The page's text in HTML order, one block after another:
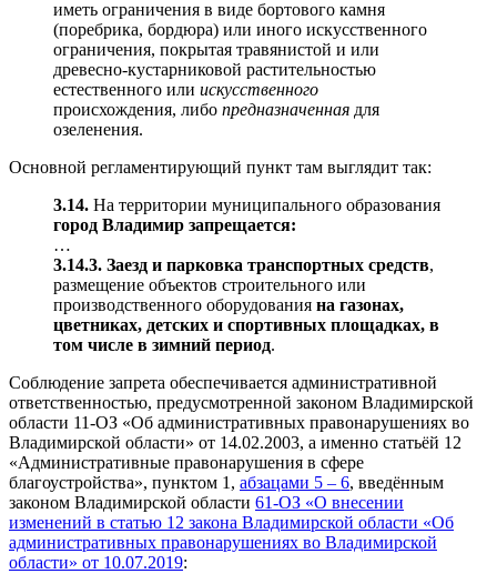
иметь ограничения в виде бортового камня
(поребрика, бордюра) или иного искусственного
ограничения, покрытая травянистой и или
древесно-кустарниковой растительностью
естественного или искусственного
происхождения, либо предназначенная для
озеленения.
Основной регламентирующий пункт там выглядит так:
3.14. На территории муниципального образования
город Владимир запрещается:
…
3.14.3. Заезд и парковка транспортных средств,
размещение объектов строительного или
производственного оборудования на газонах,
цветниках, детских и спортивных площадках, в
том числе в зимний период.
Соблюдение запрета обеспечивается административной
ответственностью, предусмотренной законом Владимирской
области 11-ОЗ «Об административных правонарушениях во
Владимирской области» от 14.02.2003, а именно статьёй 12
«Административные правонарушения в сфере
благоустройства», пунктом 1, абзацами 5 – 6, введённым
законом Владимирской области 61-ОЗ «О внесении
изменений в статью 12 закона Владимирской области «Об
административных правонарушениях во Владимирской
области» от 10.07.2019: